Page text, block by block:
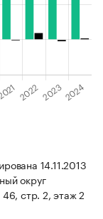
14.11.2013
округ
стр. 2, этаж 2